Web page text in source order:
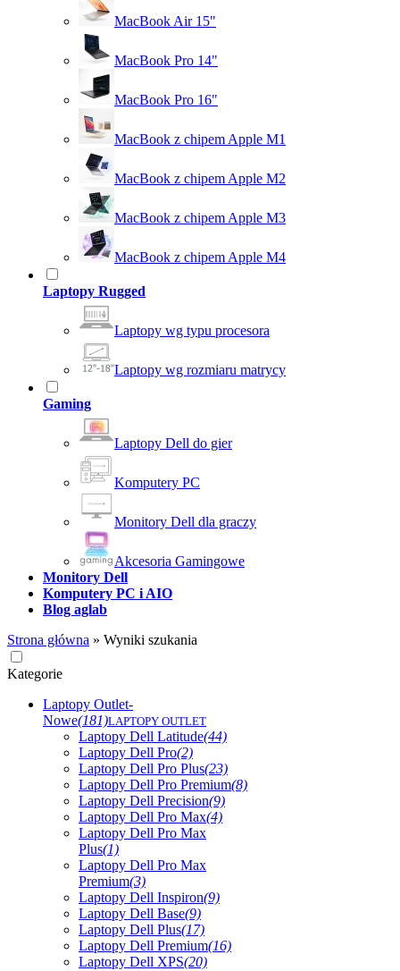
MacBook Air 15"
MacBook Pro 14"
MacBook Pro 16"
MacBook z chipem Apple M1
MacBook z chipem Apple M2
MacBook z chipem Apple M3
MacBook z chipem Apple M4
Laptopy Rugged
Laptopy wg typu procesora
Laptopy wg rozmiaru matrycy
Gaming
Laptopy Dell do gier
Komputery PC
Monitory Dell dla graczy
Akcesoria Gamingowe
Monitory Dell
Komputery PC i AIO
Blog aglab
Strona główna » Wyniki szukania
Kategorie
Laptopy Outlet-
Nowe(181)LAPTOPY OUTLET
Laptopy Dell Latitude(44)
Laptopy Dell Pro(2)
Laptopy Dell Pro Plus(23)
Laptopy Dell Pro Premium(8)
Laptopy Dell Precision(9)
Laptopy Dell Pro Max(4)
Laptopy Dell Pro Max
Plus(1)
Laptopy Dell Pro Max
Premium(3)
Laptopy Dell Inspiron(9)
Laptopy Dell Base(9)
Laptopy Dell Plus(17)
Laptopy Dell Premium(16)
Laptopy Dell XPS(20)